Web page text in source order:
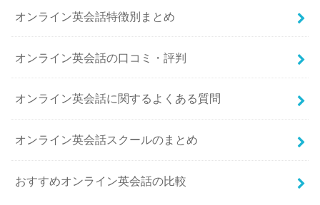
オンライン英会話特徴別まとめ
オンライン英会話の口コミ・評判
オンライン英会話に関するよくある質問
オンライン英会話スクールのまとめ
おすすめオンライン英会話の比較